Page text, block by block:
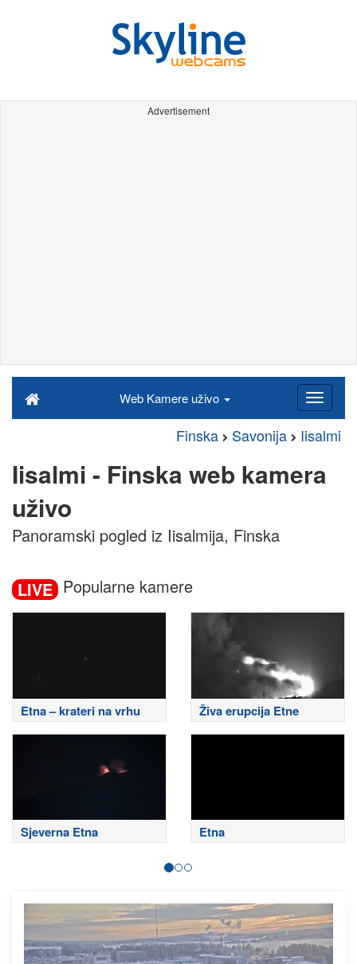
Advertisement
Web Kamere uživo
Finska Savonija Iisalmi
Iisalmi - Finska web kamera
uživo
Panoramski pogled iz Iisalmija, Finska
LIVE Popularne kamere
Etna – krateri na vrhu Živa erupcija Etne
Sjeverna Etna Etna